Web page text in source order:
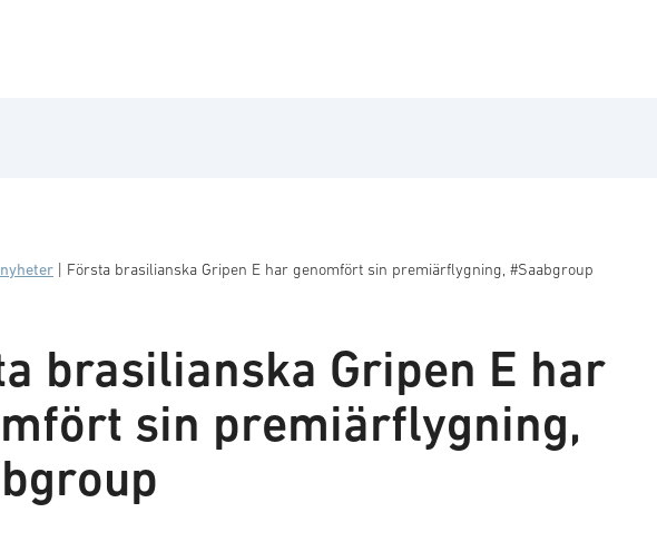
Första brasilianska Gripen E har genomfört sin premiärflygning, #Saabgroup
brasilianska Gripen E har
sin premiärflygning,